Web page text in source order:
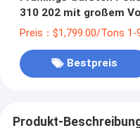
310 202 mit großem
Preis：$1,799.00/Tons 1-
Bestpreis
Produkt-